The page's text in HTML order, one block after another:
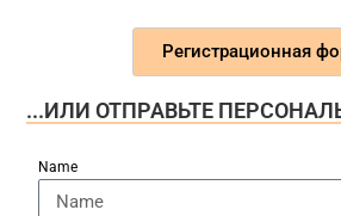
Регистрационная
...ИЛИ ОТПРАВЬТЕ
Name